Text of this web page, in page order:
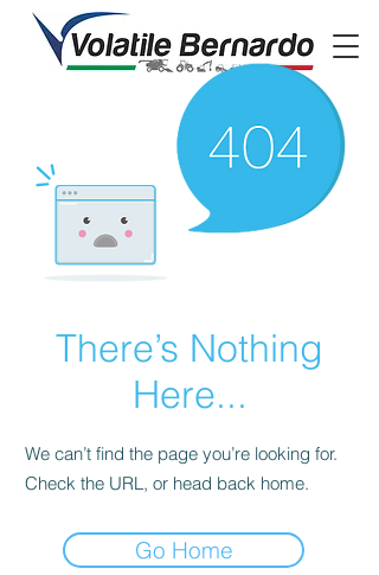
There’s Nothing
Here...
We can’t find the page you’re looking for.
Check the URL, or head back home.
Go Home